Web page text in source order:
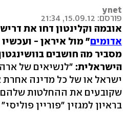
ynet
פורסם: 15.09.12, 21:34
אובמה וקלינטון דחו את
אדומים" מול איראן -
מסביר מה חושבים
הישראלית: "לנשיאים של
ישראל או של כל מדינה אחרת
שקובעים את ההחלטות
בראיון למגזין "פוריין